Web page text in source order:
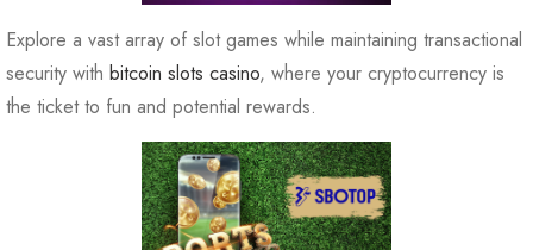
Explore a vast array of slot games while maintaining transactional
security with bitcoin slots casino, where your cryptocurrency is
the ticket to fun and potential rewards.